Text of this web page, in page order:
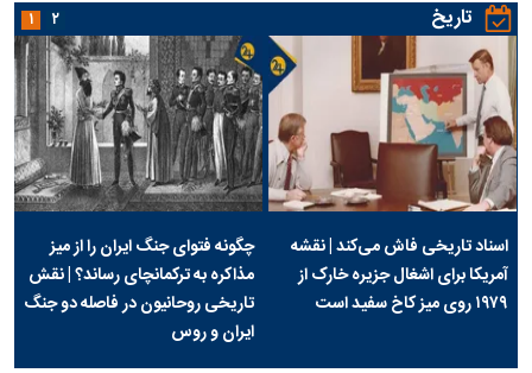
تاریخ
اسناد تاریخی فاش می‌کند | نقشه
آمریکا برای اشغال جزیره خارک از
۱۹۷۹ روی میز کاخ سفید است
چگونه فتوای جنگ ایران را از میز
مذاکره به ترکمانچای رساند؟ | نقش
تاریخی روحانیون در فاصله دو جنگ
ایران و روس
۱ ۲